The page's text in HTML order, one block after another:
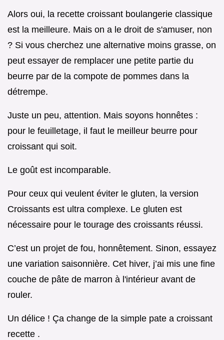
Alors oui, la recette croissant boulangerie classique
est la meilleure. Mais on a le droit de s'amuser, non
? Si vous cherchez une alternative moins grasse, on
peut essayer de remplacer une petite partie du
beurre par de la compote de pommes dans la
détrempe.
Juste un peu, attention. Mais soyons honnêtes :
pour le feuilletage, il faut le meilleur beurre pour
croissant qui soit.
Le goût est incomparable.
Pour ceux qui veulent éviter le gluten, la version
Croissants est ultra complexe. Le gluten est
nécessaire pour le tourage des croissants réussi.
C’est un projet de fou, honnêtement. Sinon, essayez
une variation saisonnière. Cet hiver, j’ai mis une fine
couche de pâte de marron à l'intérieur avant de
rouler.
Un délice ! Ça change de la simple pate a croissant
recette .